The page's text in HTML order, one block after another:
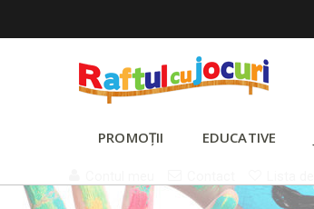
PROMOȚII EDUCATIVE